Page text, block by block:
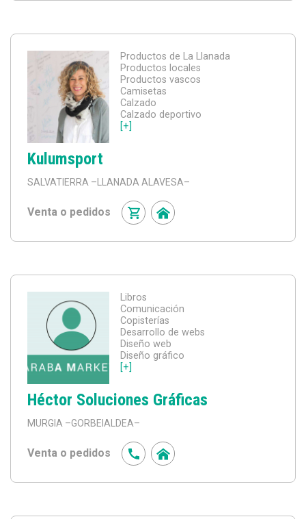
Productos de La Llanada
Productos locales
Productos vascos
Camisetas
Calzado
Calzado deportivo
[+]
Kulumsport
SALVATIERRA –LLANADA ALAVESA–
Venta o pedidos
Libros
Comunicación
Copisterías
Desarrollo de webs
Diseño web
Diseño gráfico
[+]
Héctor Soluciones Gráficas
MURGIA –GORBEIALDEA–
Venta o pedidos